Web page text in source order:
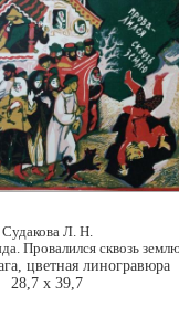
Судакова Л. Н.
Провалился сквозь
цветная линогравюра
28,7 x 39,7